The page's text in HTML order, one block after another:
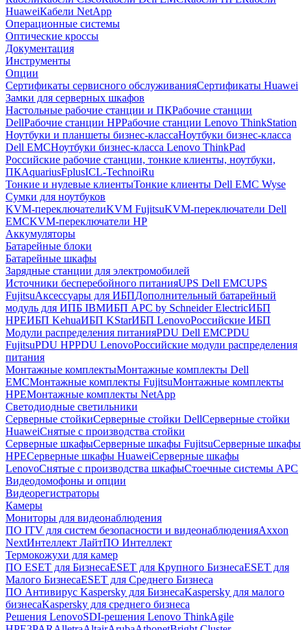
HuaweiКабели NetApp
Операционные системы
Оптические кроссы
Документация
Инструменты
Опции
Сертификаты сервисного обслуживанияСертификаты Huawei
Замки для серверных шкафов
Настольные рабочие станции и ПКРабочие станции
DellРабочие станции HPРабочие станции Lenovo ThinkStation
Ноутбуки и планшеты бизнес-классаНоутбуки бизнес-класса
Dell EMCНоутбуки бизнес-класса Lenovo ThinkPad
Российские рабочие станции, тонкие клиенты, ноутбуки,
ПКAquariusFplusICL-TechnoiRu
Тонкие и нулевые клиентыТонкие клиенты Dell EMC Wyse
Сумки для ноутбуков
KVM-переключателиKVM FujitsuKVM-переключатели Dell
EMCKVM-переключатели HP
Аккумуляторы
Батарейные блоки
Батарейные шкафы
Зарядные станции для электромобилей
Источники бесперебойного питанияUPS Dell EMCUPS
FujitsuАксессуары для ИБПДополнительный батарейный
модуль для ИПБ IBMИБП APC by Schneider ElectricИБП
HPEИБП KehuaИБП KStarИБП LenovoРоссийские ИБП
Модули распределения питанияPDU Dell EMCPDU
FujitsuPDU HPPDU LenovoРоссийские модули распределения
питания
Монтажные комплектыМонтажные комплекты Dell
EMCМонтажные комплекты FujitsuМонтажные комплекты
HPEМонтажные комплекты NetApp
Светодиодные светильники
Серверные стойкиСерверные стойки DellСерверные стойки
HuaweiСнятые с производства стойки
Серверные шкафыСерверные шкафы FujitsuСерверные шкафы
HPEСерверные шкафы HuaweiСерверные шкафы
LenovoСнятые с производства шкафыСтоечные системы APC
Видеодомофоны и опции
Видеорегистраторы
Камеры
Мониторы для видеонаблюдения
ПО ITV для систем безопасности и видеонаблюденияAxxon
NextИнтеллект ЛайтПО Интеллект
Термокожухи для камер
ПО ESET для БизнесаESET для Крупного БизнесаESET для
Малого БизнесаESET для Среднего Бизнеса
ПО Антивирус Kaspersky для БизнесаKaspersky для малого
бизнесаKaspersky для среднего бизнеса
Решения LenovoSDI-решения Lenovo ThinkAgile